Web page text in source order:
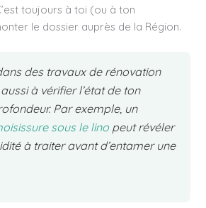
toujours à toi (ou à ton
le dossier auprès de la Région.
des travaux de rénovation
à vérifier l’état de ton
Par exemple, un
sous le lino peut révéler
à traiter avant d’entamer une